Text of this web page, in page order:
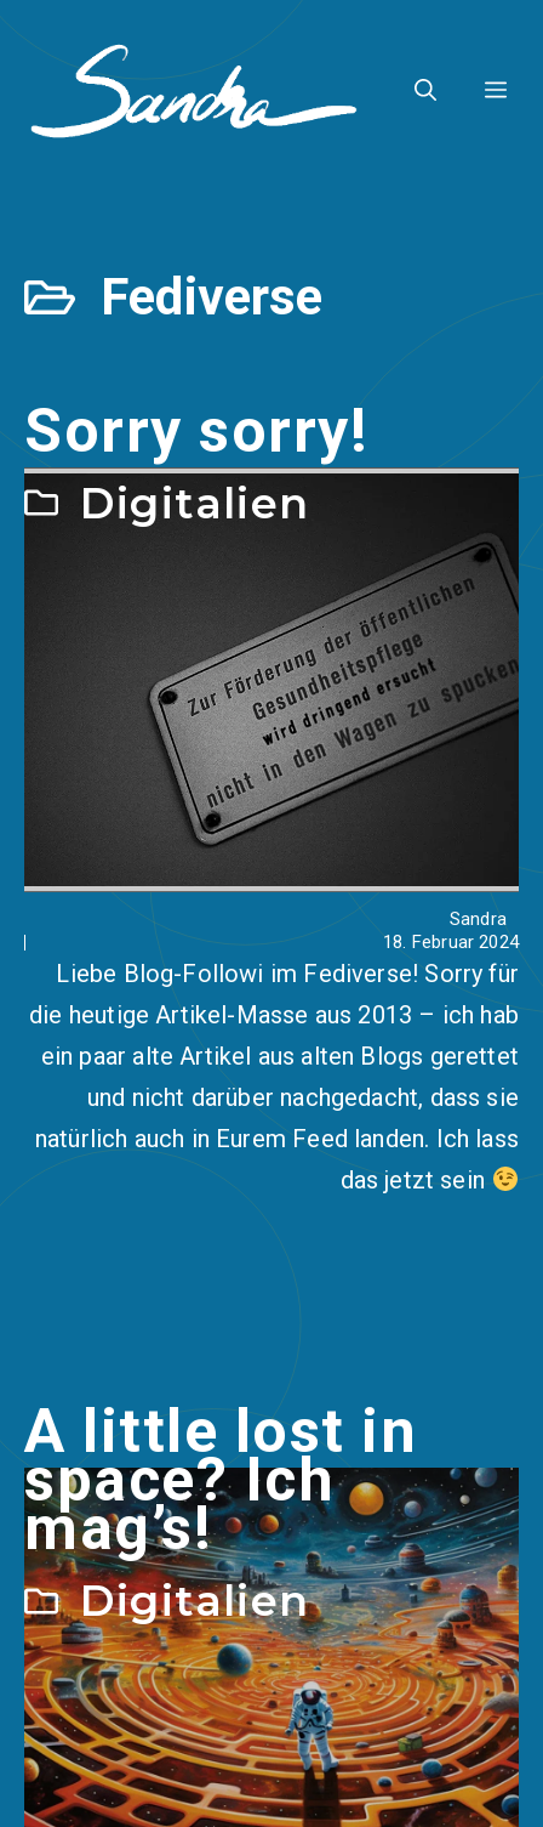
Inhalt
Fediverse
Sorry sorry!
Digitalien
Sandra
18. Februar 2024
Liebe Blog-Followi im Fediverse! Sorry für
die heutige Artikel-Masse aus 2013 – ich hab
ein paar alte Artikel aus alten Blogs gerettet
und nicht darüber nachgedacht, dass sie
natürlich auch in Eurem Feed landen. Ich lass
das jetzt sein
A little lost in
space? Ich
mag’s!
Digitalien